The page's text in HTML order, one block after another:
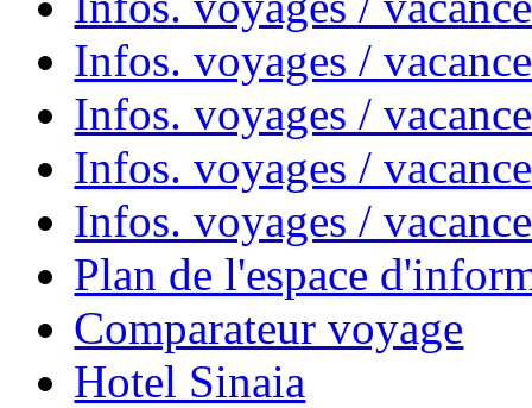
Infos. voyages /
Infos. voyages /
Infos. voyages /
Infos. voyages /
Plan de l'espace
Comparateur voyage
Hotel Sinaia